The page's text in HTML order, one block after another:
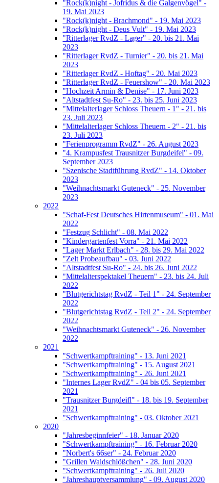
"Rock(k)night - Jofridus & die Galgenvögel" -
19. Mai 2023
"Rock(k)night - Brachmond" - 19. Mai 2023
"Rock(k)night - Deus Vult" - 19. Mai 2023
"Ritterlager RvdZ - Lager" - 20. bis 21. Mai
2023
"Ritterlager RvdZ - Turnier" - 20. bis 21. Mai
2023
"Ritterlager RvdZ - Hoftag" - 20. Mai 2023
"Ritterlager RvdZ - Feuershow" - 20. Mai 2023
"Hochzeit Armin & Denise" - 17. Juni 2023
"Altstadtfest Su-Ro" - 23. bis 25. Juni 2023
"Mittelalterlager Schloss Theuern - 1" - 21. bis
23. Juli 2023
"Mittelalterlager Schloss Theuern - 2" - 21. bis
23. Juli 2023
"Ferienprogramm RvdZ" - 26. August 2023
"4. Krampusfest Trausnitzer Burgdeifel" - 09.
September 2023
"Szenische Stadtführung RvdZ" - 14. Oktober
2023
"Weihnachtsmarkt Guteneck" - 25. November
2023
2022
"Schaf-Fest Deutsches Hirtenmuseum" - 01. Mai
2022
"Festzug Schlicht" - 08. Mai 2022
"Kindergartenfest Vorra" - 21. Mai 2022
"Lager Markt Erlbach" - 28. bis 29. Mai 2022
"Zelt Probeaufbau" - 03. Juni 2022
"Altstadtfest Su-Ro" - 24. bis 26. Juni 2022
"Mittelalterspektakel Theuern" - 23. bis 24. Juli
2022
"Blutgerichtstag RvdZ - Teil 1" - 24. September
2022
"Blutgerichtstag RvdZ - Teil 2" - 24. September
2022
"Weihnachtsmarkt Guteneck" - 26. November
2022
2021
"Schwertkampftraining" - 13. Juni 2021
"Schwertkampftraining" - 15. August 2021
"Schwertkampftraining" - 26. Juni 2021
"Internes Lager RvdZ" - 04 bis 05. September
2021
"Trausnitzer Burgdeifl" - 18. bis 19. September
2021
"Schwertkampftraining" - 03. Oktober 2021
2020
"Jahresbeginnfeier" - 18. Januar 2020
"Schwertkampftraining" - 16. Februar 2020
"Norbert's 66ser" - 24. Februar 2020
"Grillen Waldschlößchen" - 28. Juni 2020
"Schwertkampftraining" - 26. Juli 2020
"Jahreshauptversammlung" - 09. August 2020